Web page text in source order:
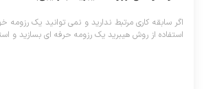
اگر سابقه کاری مرتبط ندارید و نمی توانید یک رزومه
استفاده از روش هیبرید یک رزومه حرفه ای بسازید و